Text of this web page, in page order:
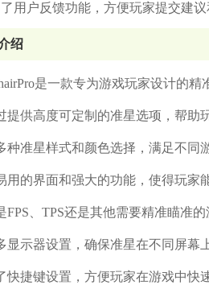
用户反馈功能，方便玩家提交建议
绍
是一款专为游戏玩家设计的精
提供高度可定制的准星选项，帮助
种准星样式和颜色选择，满足不同
用的界面和强大的功能，使得玩家
FPS、TPS还是其他需要精准瞄准的
显示器设置，确保准星在不同屏幕
快捷键设置，方便玩家在游戏中快